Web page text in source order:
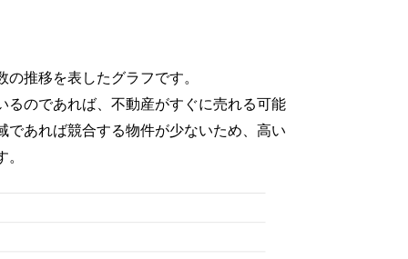
推移を表したグラフです。
るのであれば、不動産がすぐに売れる可能
であれば競合する物件が少ないため、高い